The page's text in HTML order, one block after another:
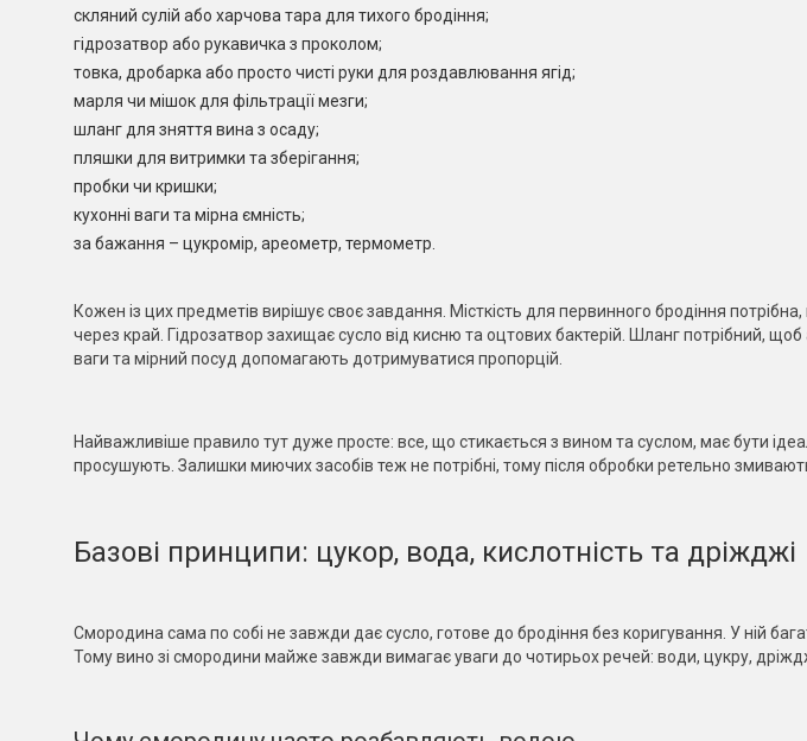
скляний сулій або харчова тара для тихого бродіння;
гідрозатвор або рукавичка з проколом;
товка, дробарка або просто чисті руки для роздавлювання ягід;
марля чи мішок для фільтрації мезги;
шланг для зняття вина з осаду;
пляшки для витримки та зберігання;
пробки чи кришки;
кухонні ваги та мірна ємність;
за бажання – цукромір, ареометр, термометр.
Кожен із цих предметів вирішує своє завдання. Місткість для первинного бродіння
через край. Гідрозатвор захищає сусло від кисню та оцтових бактерій. Шланг потрібний,
ваги та мірний посуд допомагають дотримуватися пропорцій.
Найважливіше правило тут дуже просте: все, що стикається з вином та суслом, має бути
просушують. Залишки миючих засобів теж не потрібні, тому після обробки ретельно
Базові принципи: цукор, вода, кислотність та дріжджі
Смородина сама по собі не завжди дає сусло, готове до бродіння без коригування. У ній
Тому вино зі смородини майже завжди вимагає уваги до чотирьох речей: води, цукру,